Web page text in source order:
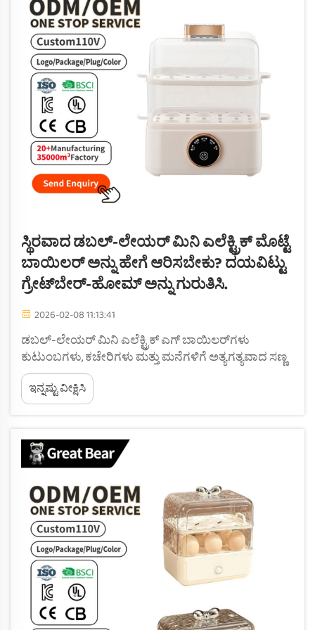
ಸ್ಥಿರವಾದ ಡಬಲ್-ಲೇಯರ್ ಮಿನಿ ಎಲೆಕ್ಟ್ರಿಕ್ ಮೊಟ್ಟೆ
ಬಾಯಿಲರ್ ಅನ್ನು ಹೇಗೆ ಆರಿಸಬೇಕು? ದಯವಿಟ್ಟು
ಗ್ರೇಟ್‌ಬೇರ್-ಹೋಮ್ ಅನ್ನು ಗುರುತಿಸಿ.
2026-02-08 11:13:41
ಡಬಲ್-ಲೇಯರ್ ಮಿನಿ ಎಲೆಕ್ಟ್ರಿಕ್ ಎಗ್ ಬಾಯಿಲರ್‌ಗಳು
ಕುಟುಂಬಗಳು, ಕಚೇರಿಗಳು ಮತ್ತು ಮನೆಗಳಿಗೆ ಅತ್ಯಗತ್ಯವಾದ ಸಣ್ಣ
ಅಡುಗೆಮನೆ ಉಪಕರಣಗಳಾಗಿವೆ, ವಿಶೇಷವಾಗಿ ಈಗಿನ ವ್ಯಸ್ತ
ಜೀವನಶೈಲಿಯಲ್ಲಿ. ಇವು ಪೌಷ್ಟಿಕ ಮೊಟ್ಟೆಯ
ಉದಯಭೋಜನವನ್ನು ತಯಾರಿಸುತ್ತವೆ ಮತ್ತು ಸಮಯ ಹಾಗೂ
ಇನ್ನಷ್ಟು ವೀಕ್ಷಿಸಿ